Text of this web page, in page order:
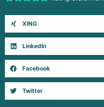
XING
LinkedIn
Facebook
Twitter